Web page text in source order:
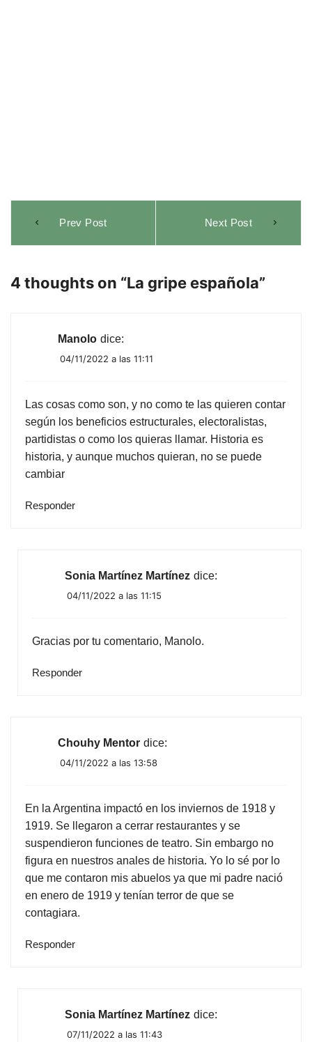
Prev Post Next Post
4 thoughts on “La gripe española”
Manolo dice:
04/11/2022 a las 11:11
Las cosas como son, y no como te las quieren contar
según los beneficios estructurales, electoralistas,
partidistas o como los quieras llamar. Historia es
historia, y aunque muchos quieran, no se puede
cambiar
Responder
Sonia Martínez Martínez dice:
04/11/2022 a las 11:15
Gracias por tu comentario, Manolo.
Responder
Chouhy Mentor dice:
04/11/2022 a las 13:58
En la Argentina impactó en los inviernos de 1918 y
1919. Se llegaron a cerrar restaurantes y se
suspendieron funciones de teatro. Sin embargo no
figura en nuestros anales de historia. Yo lo sé por lo
que me contaron mis abuelos ya que mi padre nació
en enero de 1919 y tenían terror de que se
contagiara.
Responder
Sonia Martínez Martínez dice:
07/11/2022 a las 11:43